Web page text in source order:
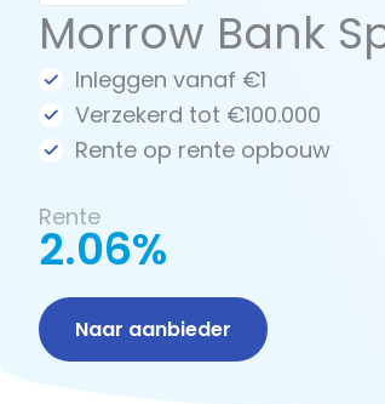
Morrow Bank
Inleggen vanaf €1
Verzekerd tot €100.000
Rente op rente opbouw
Rente
2.06%
Naar aanbieder